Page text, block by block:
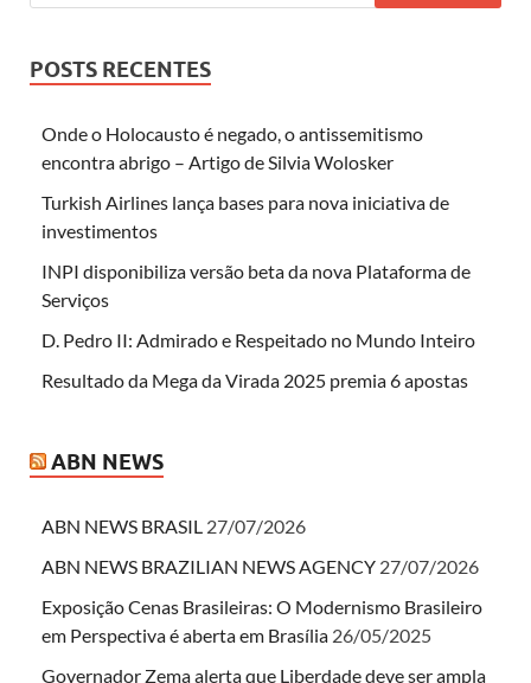
POSTS RECENTES
Onde o Holocausto é negado, o antissemitismo
encontra abrigo – Artigo de Silvia Wolosker
Turkish Airlines lança bases para nova iniciativa de
investimentos
INPI disponibiliza versão beta da nova Plataforma de
Serviços
D. Pedro II: Admirado e Respeitado no Mundo Inteiro
Resultado da Mega da Virada 2025 premia 6 apostas
ABN NEWS
ABN NEWS BRASIL 27/07/2026
ABN NEWS BRAZILIAN NEWS AGENCY 27/07/2026
Exposição Cenas Brasileiras: O Modernismo Brasileiro
em Perspectiva é aberta em Brasília 26/05/2025
Governador Zema alerta que Liberdade deve ser ampla